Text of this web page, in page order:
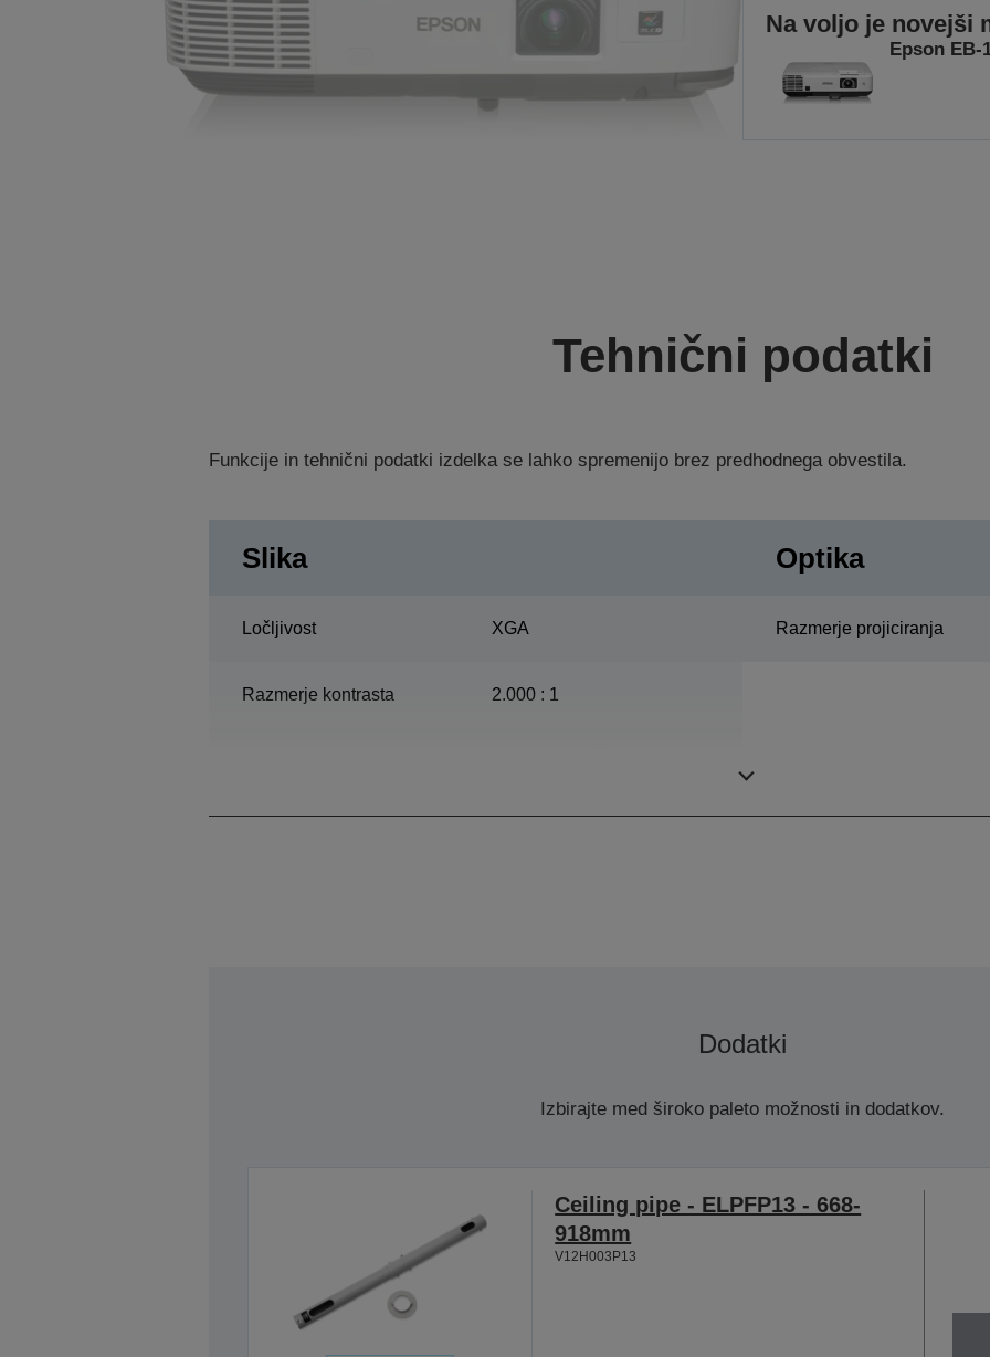
Na voljo je novejši
Epson EB-
Tehnični podatki
Funkcije in tehnični podatki izdelka se lahko spremenijo brez predhodnega obvestila.
Slika
Ločljivost XGA
Razmerje kontrasta 2.000 : 1
Optika
Razmerje projiciranja
Dodatki
Izbirajte med široko paleto možnosti in dodatkov.
Ceiling pipe - ELPFP13 - 668-
918mm
V12H003P13